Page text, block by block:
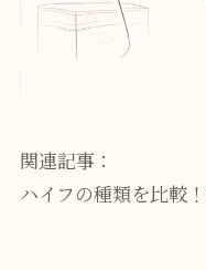
関連記事：
ハイフの種類を比較